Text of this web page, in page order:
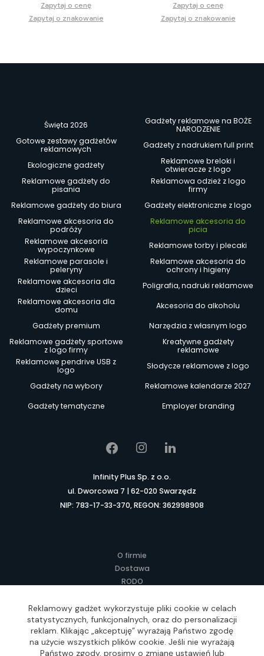
Zapytaj o cenę
Zapytaj o znakowanie
Zapytaj o cenę
Zapytaj o znakowanie
Święta 2026
Gadżety reklamowe na BOŻE
NARODZENIE
Gotowe zestawy gadżetów
reklamowych
Gadżety z nadrukiem full print
Ekologiczne gadżety
Reklamowe breloki i
otwieracze z logo
Reklamowe gadżety do
pisania
Reklamowa odzież z logo
firmy
Reklamowe gadżety do biura
Gadżety elektroniczne z logo
Reklamowe akcesoria do
podróży
Reklamowe akcesoria do
picia
Reklamowe akcesoria
wypoczynkowe
Reklamowe torby i plecaki
Reklamowe parasole i
peleryny
Reklamowe akcesoria do
ochrony i higieny
Reklamowe akcesoria dla
dzieci
Poligrafia, nadruki reklamowe
Reklamowe akcesoria dla
domu
Akcesoria do alkoholu
Gadżety premium
Narzędzia z własnym logo
Reklamowe gadżety sportowe
z logo firmy
Kreatywne gadżety
reklamowe
Reklamowe pendrive USB z
logo
Słodycze reklamowe z logo
Gadżety na wybory
Reklamowe kalendarze 2027
Gadżety tematyczne
Employer branding
Infinity Plus Sp. z o.o.
ul. Dworcowa 7 | 62-020 Swarzędz
NIP: 783-17-33-370, REGON: 362998908
O firmie
Dostawa
RODO
Regulamin
Lokalne Gadżety Reklamowe
Jak zamawiać?
Słownik pojęć
Reklamowy gadżet wykorzystuje pliki cookie w celach
statystycznych, funkcjonalnych, oraz do personalizacji
reklam. Klikając „akceptuję” wyrażają Państwo zgodę
na użycie wszystkich plików cookie. Jeśli nie wyrażają
Państwo zgody, prosimy o zmianę ustawień lub